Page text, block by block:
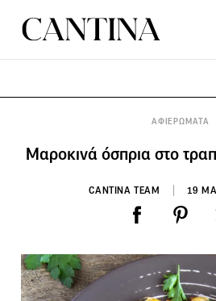
ΑΦΙΕΡΩΜΑΤΑ
Μαροκινά όσπρια στο
CANTINA TEAM 19